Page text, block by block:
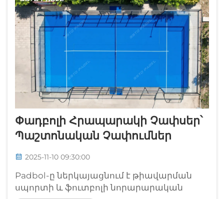
Փադբոլի Հրապարակի Չափսեր՝
Պաշտոնական Չափումներ
2025-11-10 09:30:00
Padbol-ը ներկայացնում է թիավարման
սպորտի և ֆուտբոլի նորարարական